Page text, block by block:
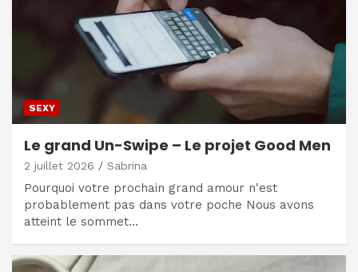
SEXY
Le grand Un-Swipe – Le projet Good Men
2 juillet 2026 Sabrina
Pourquoi votre prochain grand amour n'est
probablement pas dans votre poche Nous avons
atteint le sommet…